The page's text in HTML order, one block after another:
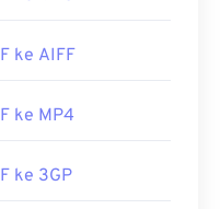
ke AIFF
ke MP4
ke 3GP